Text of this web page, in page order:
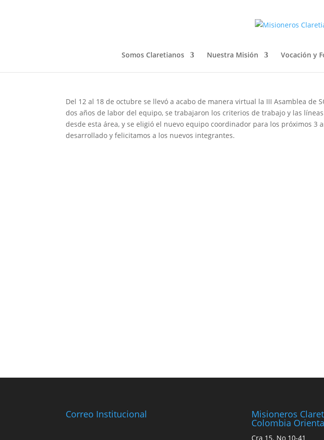
Somos Claretianos Nuestra Misión Vocación y
NUEVO EQUIPO COORDINADOR
Del 12 al 18 de octubre se llevó a acabo de manera virtual la III Asamblea de
dos años de labor del equipo, se trabajaron los criterios de trabajo y las
desde esta área, y se eligió el nuevo equipo coordinador para los próximos 3
desarrollado y felicitamos a los nuevos integrantes.
Correo Institucional Misioneros
Colombia
Cra 15. No 10-41